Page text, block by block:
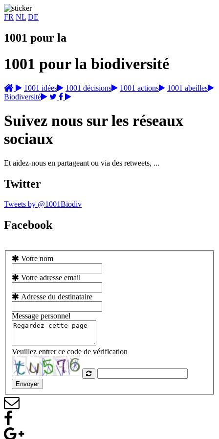
FR NL DE
1001 pour la
1001 pour la biodiversité
1001 idées 1001 décisions 1001 actions
1001 abeilles
Biodiversité
Suivez nous sur les réseaux
sociaux
Et aidez-nous en partageant ou via des retweets, ...
Twitter
Tweets by @1001Biodiv
Facebook
Votre nom
Votre adresse email
Adresse du destinataire
Message personnel
Veuillez entrer ce code de vérification
Envoyer